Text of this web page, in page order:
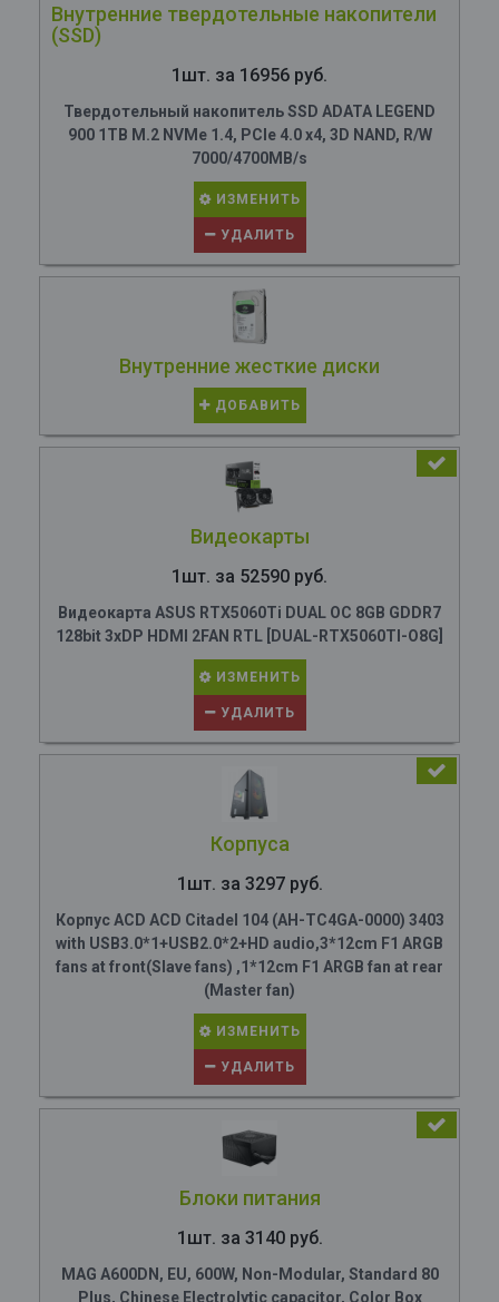
Внутренние твердотельные накопители
(SSD)
1шт. за 16956 руб.
Твердотельный накопитель SSD ADATA LEGEND
900 1TB M.2 NVMe 1.4, PCIe 4.0 x4, 3D NAND, R/W
7000/4700MB/s
ИЗМЕНИТЬ
УДАЛИТЬ
Внутренние жесткие диски
ДОБАВИТЬ
Видеокарты
1шт. за 52590 руб.
Видеокарта ASUS RTX5060Ti DUAL OC 8GB GDDR7
128bit 3xDP HDMI 2FAN RTL [DUAL-RTX5060TI-O8G]
ИЗМЕНИТЬ
УДАЛИТЬ
Корпуса
1шт. за 3297 руб.
Корпус ACD ACD Citadel 104 (AH-TC4GA-0000) 3403
with USB3.0*1+USB2.0*2+HD audio,3*12cm F1 ARGB
fans at front(Slave fans) ,1*12cm F1 ARGB fan at rear
(Master fan)
ИЗМЕНИТЬ
УДАЛИТЬ
Блоки питания
1шт. за 3140 руб.
MAG A600DN, EU, 600W, Non-Modular, Standard 80
Plus, Chinese Electrolytic capacitor, Color Box